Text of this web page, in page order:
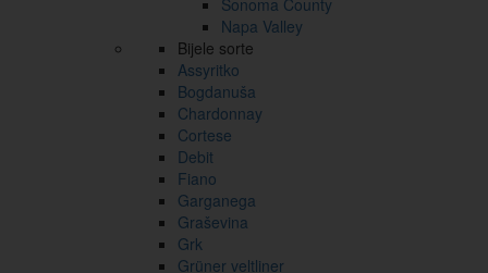
Sonoma County
Napa Valley
Bijele sorte
Assyritko
Bogdanuša
Chardonnay
Cortese
Debit
Fiano
Garganega
Graševina
Grk
Grüner veltliner